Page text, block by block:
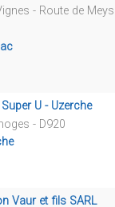
- Route de
U - Uzerche
- D920
Vaur et fils SARL